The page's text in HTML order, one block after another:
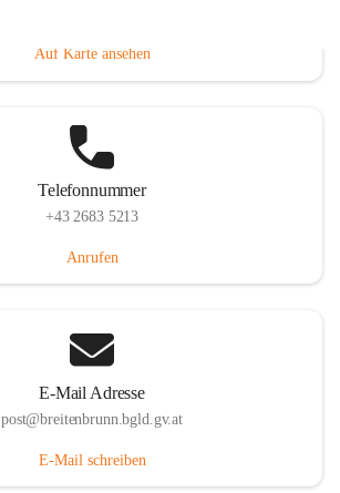
Auf Karte ansehen
Telefonnummer
+43 2683 5213
Anrufen
E-Mail Adresse
post@breitenbrunn.bgld.gv.at
E-Mail schreiben